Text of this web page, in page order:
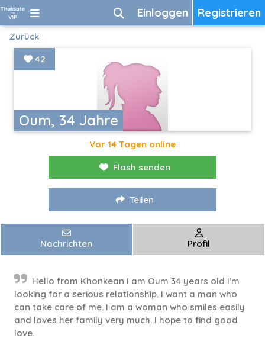
Registrieren
Einloggen
Zurück
Oum, 34 Jahre
42
Vor 14 Tagen online
Flash senden
Teilen
Nachrichten Profil
Hello from Khonkean I am Oum 34 years old I'm
looking for a serious relationship. I want a man who
can take care of me. I am a woman who smiles easily
and loves her family very much. I hope to find good
love.